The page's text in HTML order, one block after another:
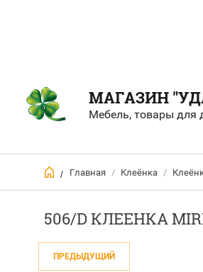
МАГАЗИН
Мебель, товары для
/ Главная / Клеёнка /
506/D КЛЕЕНКА
ПРЕДЫДУЩИЙ